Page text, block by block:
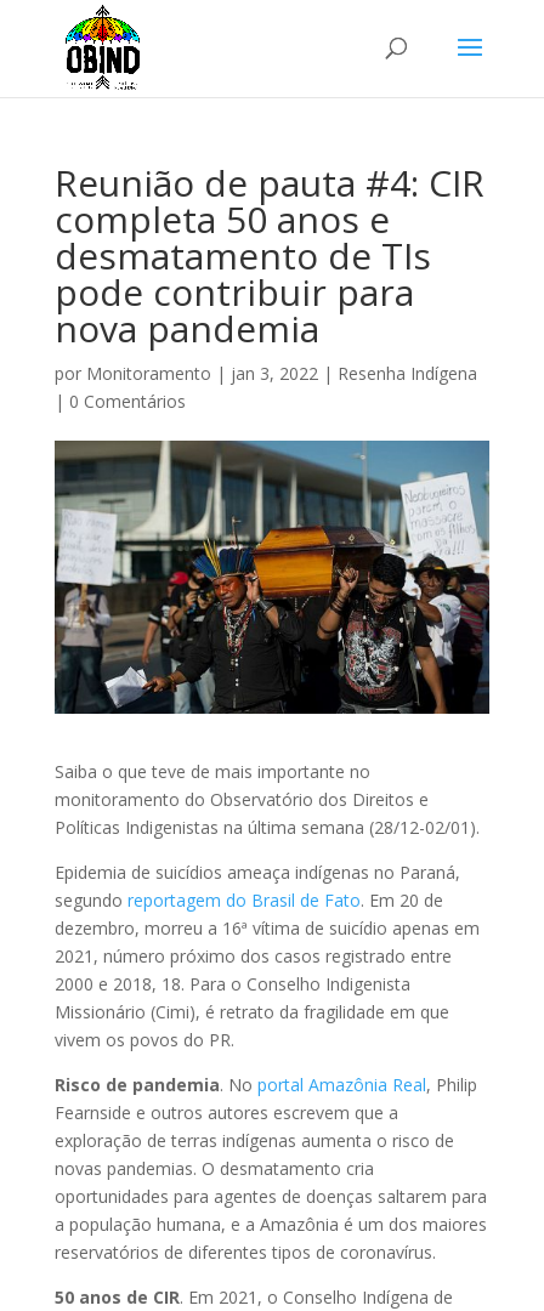
Reunião de pauta #4: CIR
completa 50 anos e
desmatamento de TIs
pode contribuir para
nova pandemia
por Monitoramento | jan 3, 2022| Resenha Indígena
| 0 Comentários
Saiba o que teve de mais importante no
monitoramento do Observatório dos Direitos e
Políticas Indigenistas na última semana (28/12-02/01).
Epidemia de suicídios ameaça indígenas no Paraná,
segundo reportagem do Brasil de Fato. Em 20 de
dezembro, morreu a 16ª vítima de suicídio apenas em
2021, número próximo dos casos registrado entre
2000 e 2018, 18. Para o Conselho Indigenista
Missionário (Cimi), é retrato da fragilidade em que
vivem os povos do PR.
Risco de pandemia. No portal Amazônia Real, Philip
Fearnside e outros autores escrevem que a
exploração de terras indígenas aumenta o risco de
novas pandemias. O desmatamento cria
oportunidades para agentes de doenças saltarem para
a população humana, e a Amazônia é um dos maiores
reservatórios de diferentes tipos de coronavírus.
50 anos de CIR. Em 2021, o Conselho Indígena de